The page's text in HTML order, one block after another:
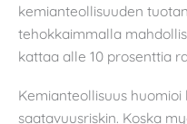
kemianteollisuuden
tehokkaimmalla
kattaa alle 10 prosenttia
Kemianteollisuus
saatavuusriskin. Koska